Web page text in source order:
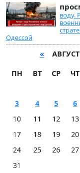
воду.
Одессой
«
ПН ВТ СР ЧТ
3
4 5 6
10
11 12 13
17
18 19 20
24
25 26 27
31